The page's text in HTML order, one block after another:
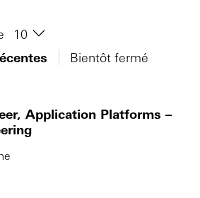
Bientôt fermé
Application Platforms –